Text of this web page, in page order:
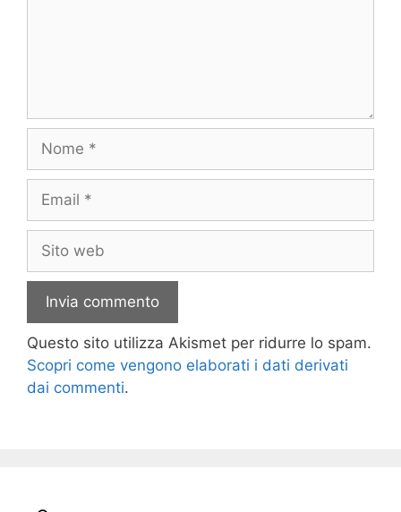
Nome
Email
Sito
web
Questo sito utilizza Akismet per ridurre lo spam.
Scopri come vengono elaborati i dati derivati
dai commenti.